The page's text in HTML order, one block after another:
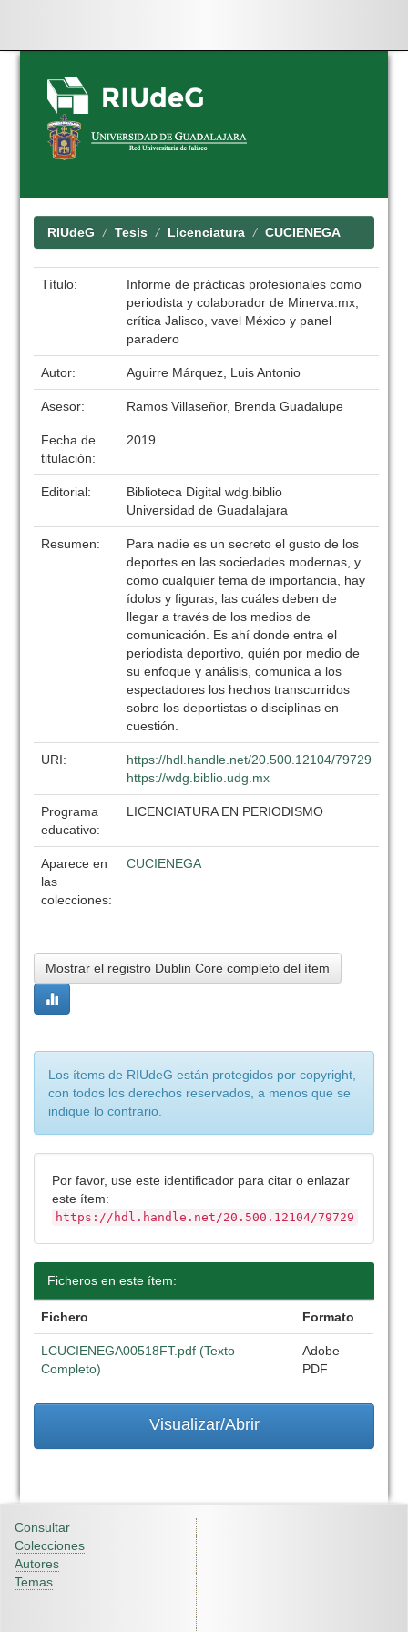
Skip
navigation
RIUdeG Tesis Licenciatura CUCIENEGA
Título:
Informe de prácticas profesionales como
periodista y colaborador de Minerva.mx,
crítica Jalisco, vavel México y panel
paradero
Autor: Aguirre Márquez, Luis Antonio
Asesor: Ramos Villaseñor, Brenda Guadalupe
Fecha de
titulación:
2019
Editorial:
Biblioteca Digital wdg.biblio
Universidad de Guadalajara
Resumen:
Para nadie es un secreto el gusto de los
deportes en las sociedades modernas, y
como cualquier tema de importancia, hay
ídolos y figuras, las cuáles deben de
llegar a través de los medios de
comunicación. Es ahí donde entra el
periodista deportivo, quién por medio de
su enfoque y análisis, comunica a los
espectadores los hechos transcurridos
sobre los deportistas o disciplinas en
cuestión.
URI:
https://hdl.handle.net/20.500.12104/79729
https://wdg.biblio.udg.mx
Programa
educativo:
LICENCIATURA EN PERIODISMO
Aparece en
las
colecciones:
CUCIENEGA
Mostrar el registro Dublin Core completo del ítem
Los ítems de RIUdeG están protegidos por copyright,
con todos los derechos reservados, a menos que se
indique lo contrario.
Por favor, use este identificador para citar o enlazar
este ítem:
https://hdl.handle.net/20.500.12104/79729
Ficheros en este ítem:
Fichero Formato
LCUCIENEGA00518FT.pdf (Texto
Completo)
Adobe
PDF
Visualizar/Abrir
Consultar
Colecciones
Autores
Temas